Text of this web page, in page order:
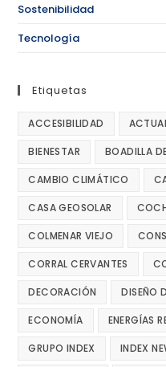
Sostenibilidad
Tecnología
Etiquetas
ACCESIBILIDAD
BIENESTAR BOADILLA
CAMBIO CLIMÁTICO
CASA GEOSOLAR
COLMENAR VIEJO
CORRAL CERVANTES
DECORACIÓN DISEÑO
ECONOMÍA ENERGÍAS
GRUPO INDEX INDEX